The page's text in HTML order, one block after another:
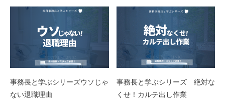
事務長と学ぶシリーズウソじゃ
ない退職理由
事務長と学ぶシリーズ 絶対な
くせ！カルテ出し作業